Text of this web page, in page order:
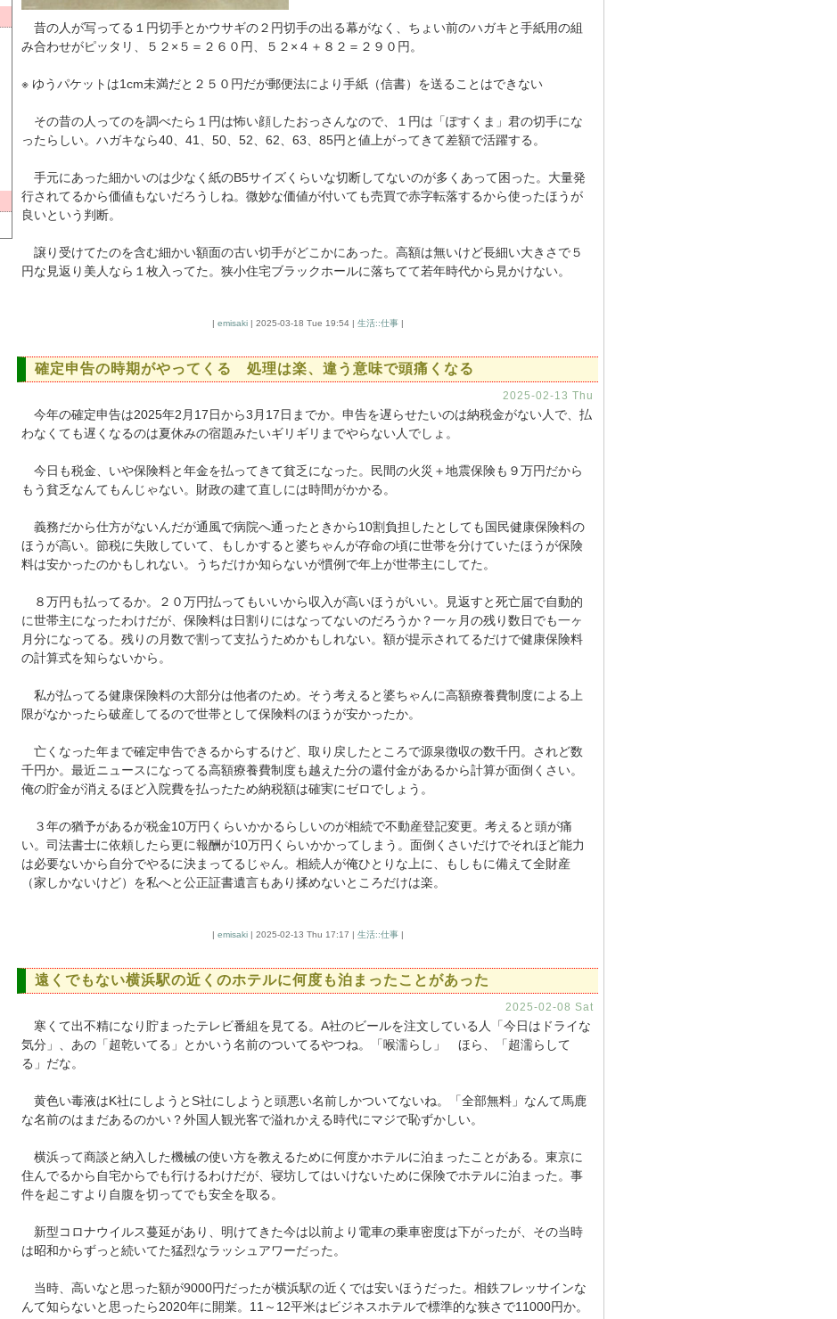
昔の人が写ってる１円切手とかウサギの２円切手の出る幕がなく、ちょい前のハガキと手紙用の組
み合わせがピッタリ、５２×５＝２６０円、５２×４＋８２＝２９０円。
※ ゆうパケットは1cm未満だと２５０円だが郵便法により手紙（信書）を送ることはできない
その昔の人ってのを調べたら１円は怖い顔したおっさんなので、１円は「ぽすくま」君の切手にな
ったらしい。ハガキなら40、41、50、52、62、63、85円と値上がってきて差額で活躍する。
手元にあった細かいのは少なく紙のB5サイズくらいな切断してないのが多くあって困った。大量発
行されてるから価値もないだろうしね。微妙な価値が付いても売買で赤字転落するから使ったほうが
良いという判断。
譲り受けてたのを含む細かい額面の古い切手がどこかにあった。高額は無いけど長細い大きさで５
円な見返り美人なら１枚入ってた。狭小住宅ブラックホールに落ちてて若年時代から見かけない。
| emisaki| 2025-03-18 Tue 19:54 | 生活::仕事|
確定申告の時期がやってくる 処理は楽、違う意味で頭痛くなる
2025-02-13 Thu
今年の確定申告は2025年2月17日から3月17日までか。申告を遅らせたいのは納税金がない人で、払
わなくても遅くなるのは夏休みの宿題みたいギリギリまでやらない人でしょ。
今日も税金、いや保険料と年金を払ってきて貧乏になった。民間の火災＋地震保険も９万円だから
もう貧乏なんてもんじゃない。財政の建て直しには時間がかかる。
義務だから仕方がないんだが通風で病院へ通ったときから10割負担したとしても国民健康保険料の
ほうが高い。節税に失敗していて、もしかすると婆ちゃんが存命の頃に世帯を分けていたほうが保険
料は安かったのかもしれない。うちだけか知らないが慣例で年上が世帯主にしてた。
８万円も払ってるか。２０万円払ってもいいから収入が高いほうがいい。見返すと死亡届で自動的
に世帯主になったわけだが、保険料は日割りにはなってないのだろうか？一ヶ月の残り数日でも一ヶ
月分になってる。残りの月数で割って支払うためかもしれない。額が提示されてるだけで健康保険料
の計算式を知らないから。
私が払ってる健康保険料の大部分は他者のため。そう考えると婆ちゃんに高額療養費制度による上
限がなかったら破産してるので世帯として保険料のほうが安かったか。
亡くなった年まで確定申告できるからするけど、取り戻したところで源泉徴収の数千円。されど数
千円か。最近ニュースになってる高額療養費制度も越えた分の還付金があるから計算が面倒くさい。
俺の貯金が消えるほど入院費を払ったため納税額は確実にゼロでしょう。
３年の猶予があるが税金10万円くらいかかるらしいのが相続で不動産登記変更。考えると頭が痛
い。司法書士に依頼したら更に報酬が10万円くらいかかってしまう。面倒くさいだけでそれほど能力
は必要ないから自分でやるに決まってるじゃん。相続人が俺ひとりな上に、もしもに備えて全財産
（家しかないけど）を私へと公正証書遺言もあり揉めないところだけは楽。
| emisaki| 2025-02-13 Thu 17:17 | 生活::仕事|
遠くでもない横浜駅の近くのホテルに何度も泊まったことがあった
2025-02-08 Sat
寒くて出不精になり貯まったテレビ番組を見てる。A社のビールを注文している人「今日はドライな
気分」、あの「超乾いてる」とかいう名前のついてるやつね。「喉濡らし」 ほら、「超濡らして
る」だな。
黄色い毒液はK社にしようとS社にしようと頭悪い名前しかついてないね。「全部無料」なんて馬鹿
な名前のはまだあるのかい？外国人観光客で溢れかえる時代にマジで恥ずかしい。
横浜って商談と納入した機械の使い方を教えるために何度かホテルに泊まったことがある。東京に
住んでるから自宅からでも行けるわけだが、寝坊してはいけないために保険でホテルに泊まった。事
件を起こすより自腹を切ってでも安全を取る。
新型コロナウイルス蔓延があり、明けてきた今は以前より電車の乗車密度は下がったが、その当時
は昭和からずっと続いてた猛烈なラッシュアワーだった。
当時、高いなと思った額が9000円だったが横浜駅の近くでは安いほうだった。相鉄フレッサインな
んて知らないと思ったら2020年に開業。11～12平米はビジネスホテルで標準的な狭さで11000円か。